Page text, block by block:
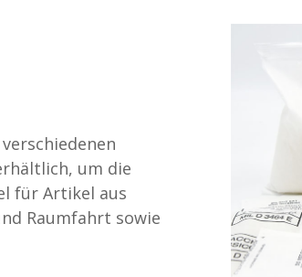
um die
für Artikel aus
Raumfahrt sowie